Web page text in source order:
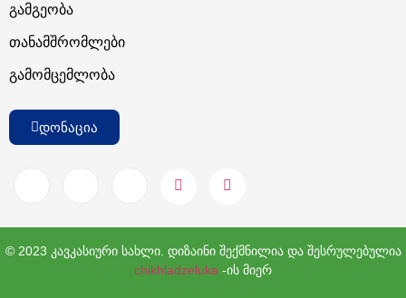
Გამგეობა
Თანამშრომლები
Გამომცემლობა
დონაცია
© 2023 კავკასიური სახლი. დიზაინი შექმნილია და შესრულებულია
chikhladzeluka -ის მიერ